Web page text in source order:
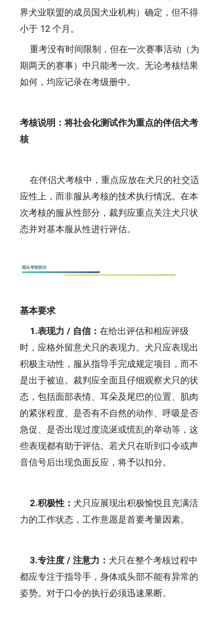
界犬业联盟的成员国犬业机构）确定，但不得
小于 12 个月。
重考没有时间限制，但在一次赛事活动（为
期两天的赛事）中只能考一次。无论考核结果
如何，均应记录在考级册中。
考核说明：将社会化测试作为重点的伴侣犬考
核
在伴侣犬考核中，重点应放在犬只的社交适
应性上，而非服从考核的技术执行情况。在本
次考核的服从性部分，裁判应重点关注犬只状
态并对基本服从性进行评估。
基本要求
1.表现力 / 自信： 在给出评估和相应评级
时，应格外留意犬只的表现力。犬只应表现出
积极主动性，服从指导手完成规定项目，而不
是出于被迫。裁判应全面且仔细观察犬只的状
态，包括面部表情、耳朵及尾巴的位置、肌肉
的紧张程度、是否有不自然的动作、呼吸是否
急促、是否出现过度流涎或慌乱的举动等，这
些表现都有助于评估。若犬只在听到口令或声
音信号后出现负面反应，将予以扣分。
2.积极性： 犬只应展现出积极愉悦且充满活
力的工作状态，工作意愿是首要考量因素。
3.专注度 / 注意力： 犬只在整个考核过程中
都应专注于指导手，身体或头部不能有异常的
姿势。对于口令的执行必须迅速果断。